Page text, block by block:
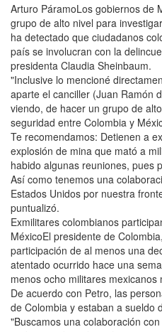
Arturo PáramoLos gobiernos de
grupo de alto nivel para
ha detectado que ciudadanos
país se involucran con la
presidenta Claudia Sheinbaum.
"Inclusive lo mencioné
aparte el canciller (Juan Ramón
viendo, de hacer un grupo de
seguridad entre Colombia y
Te recomendamos: Detienen a
explosión de mina que mató a
habido algunas reuniones, pues
Así como tenemos una
Estados Unidos por nuestra
puntualizó.
Exmilitares colombianos
MéxicoEl presidente de
participación de al menos una
atentado ocurrido hace una
menos ocho militares mexicanos
De acuerdo con Petro, las
de Colombia y estaban a sueldo
"Buscamos una colaboración